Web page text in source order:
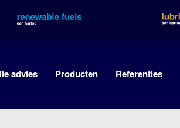
advies Producten Referenties